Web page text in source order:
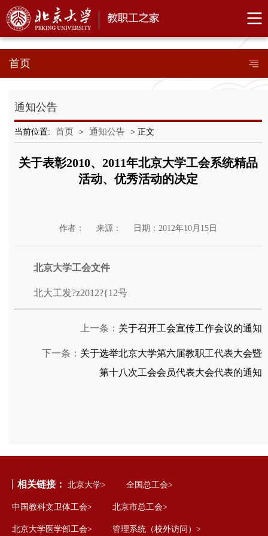
首页
通知公告
当前位置: 首页 > 通知公告 > 正文
关于表彰2010、2011年北京大学工会系统精品
活动、优秀活动的决定
作者： 来源： 日期：2012年10月15日
北京大学工会文件
北大工发?z2012?{12号
上一条： 关于召开工会宣传工作会议的通知
下一条： 关于选举北京大学第六届教职工代表大会暨
第十八次工会会员代表大会代表的通知
相关链接： 北京大学> 全国总工会>
中国教科文卫体工会> 北京市总工会>
北京大学医学部工会> 管理系统（校外访问）>